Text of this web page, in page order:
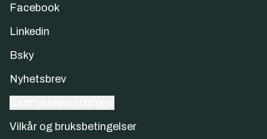
Facebook
Linkedin
Bsky
Nyhetsbrev
Vilkår og bruksbetingelser